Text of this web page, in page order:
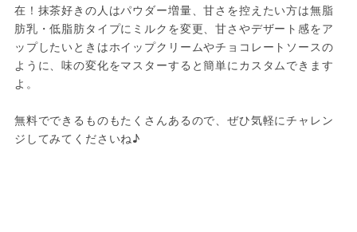
在！抹茶好きの人はパウダー増量、甘さを控えたい方は無脂
肪乳・低脂肪タイプにミルクを変更、甘さやデザート感をア
ップしたいときはホイップクリームやチョコレートソースの
ように、味の変化をマスターすると簡単にカスタムできます
よ。
無料でできるものもたくさんあるので、ぜひ気軽にチャレン
ジしてみてくださいね♪